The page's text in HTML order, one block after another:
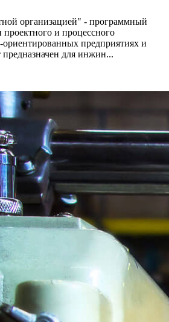
организацией" - программный
и процессного
ориентированных предприятиях и
для инжин...